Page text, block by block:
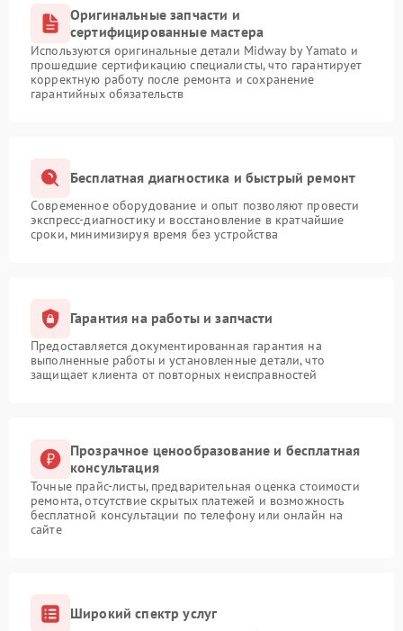
Оригинальные запчасти и
сертифицированные мастера
Используются оригинальные детали Midway by Yamato и
прошедшие сертификацию специалисты, что гарантирует
корректную работу после ремонта и сохранение
гарантийных обязательств
Бесплатная диагностика и быстрый ремонт
Современное оборудование и опыт позволяют провести
экспресс-диагностику и восстановление в кратчайшие
сроки, минимизируя время без устройства
Гарантия на работы и запчасти
Предоставляется документированная гарантия на
выполненные работы и установленные детали, что
защищает клиента от повторных неисправностей
Прозрачное ценообразование и бесплатная
консультация
Точные прайс-листы, предварительная оценка стоимости
ремонта, отсутствие скрытых платежей и возможность
бесплатной консультации по телефону или онлайн на
сайте
Широкий спектр услуг